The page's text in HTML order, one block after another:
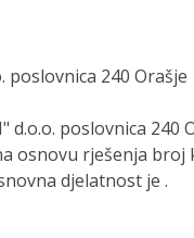
poslovnica 240 Orašje
d.o.o. poslovnica 240
osnovu rješenja broj
djelatnost je .